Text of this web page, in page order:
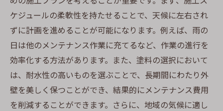
ケジュールの柔軟性を持たせることで、天候に左右され
ずに計画を進めることが可能になります。例えば、雨の
日は他のメンテナンス作業に充てるなど、作業の進行を
効率化する方法があります。また、塗料の選択において
は、耐水性の高いものを選ぶことで、長期間にわたり外
壁を美しく保つことができ、結果的にメンテナンス費用
を削減することができます。さらに、地域の気候に適し